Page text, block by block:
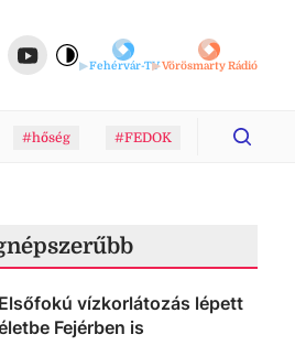
Fehérvár-TVVörösmarty Rádió
#hőség #FEDOK
Elsőfokú vízkorlátozás lépett
Fejérben is